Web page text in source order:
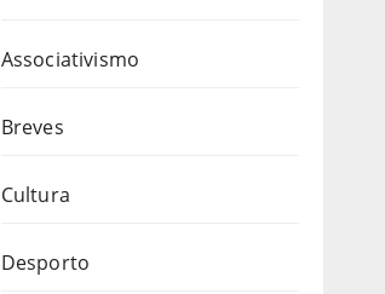
Associativismo
Breves
Cultura
Desporto